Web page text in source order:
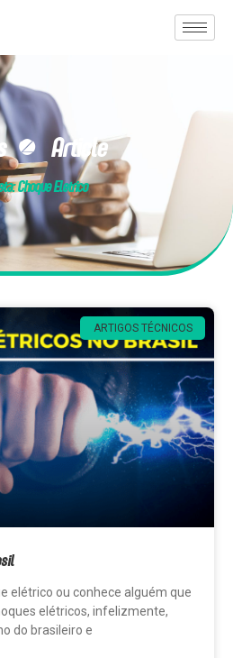
& Article
Choque Eletrico
ARTIGOS TÉCNICOS
elétrico ou conhece alguém que
elétricos, infelizmente,
do brasileiro e